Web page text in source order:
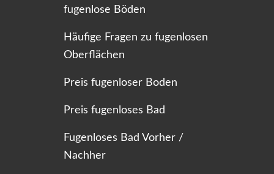
fugenlose Böden
Häufige Fragen zu fugenlosen
Oberflächen
Preis fugenloser Boden
Preis fugenloses Bad
Fugenloses Bad Vorher /
Nachher